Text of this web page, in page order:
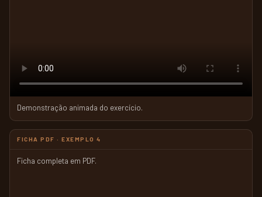
Demonstração animada do exercício.
FICHA PDF · EXEMPLO 4
Ficha completa em PDF.